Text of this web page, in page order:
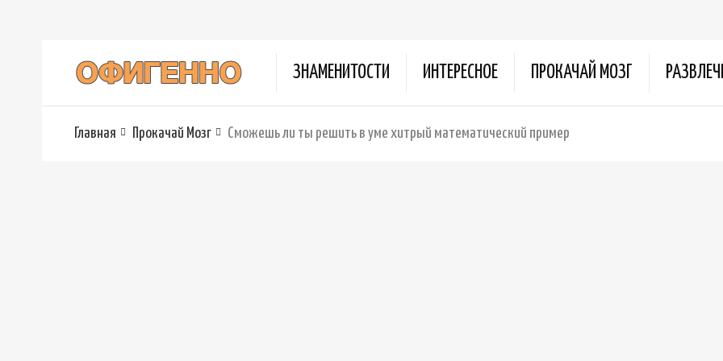
ЗНАМЕНИТОСТИ ИНТЕРЕСНОЕ ПРОКАЧАЙ МОЗГ
Главная Прокачай Мозг Сможешь ли ты решить в уме хитрый математический пример